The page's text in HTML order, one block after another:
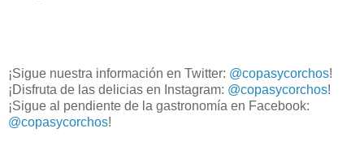
¡Sigue nuestra información en Twitter: @copasycorchos!
¡Disfruta de las delicias en Instagram: @copasycorchos!
¡Sigue al pendiente de la gastronomía en Facebook:
@copasycorchos!